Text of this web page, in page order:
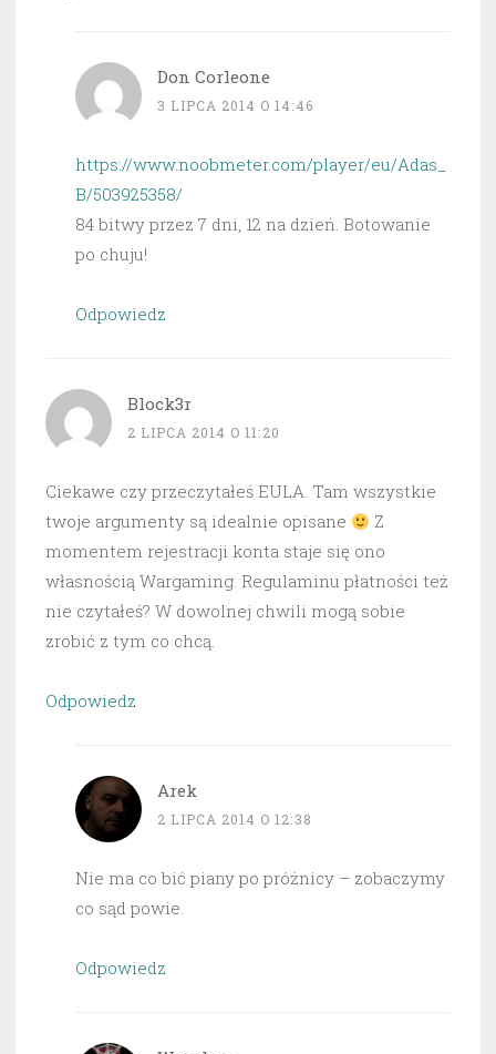
Don Corleone
3 LIPCA 2014 O 14:46
https://www.noobmeter.com/player/eu/Adas_
B/503925358/
84 bitwy przez 7 dni, 12 na dzień. Botowanie
po chuju!
Odpowiedz
Block3r
2 LIPCA 2014 O 11:20
Ciekawe czy przeczytałeś EULA. Tam wszystkie
twoje argumenty są idealnie opisane
Z
momentem rejestracji konta staje się ono
własnością Wargaming. Regulaminu płatności też
nie czytałeś? W dowolnej chwili mogą sobie
zrobić z tym co chcą.
Odpowiedz
Arek
2 LIPCA 2014 O 12:38
Nie ma co bić piany po próżnicy – zobaczymy
co sąd powie.
Odpowiedz